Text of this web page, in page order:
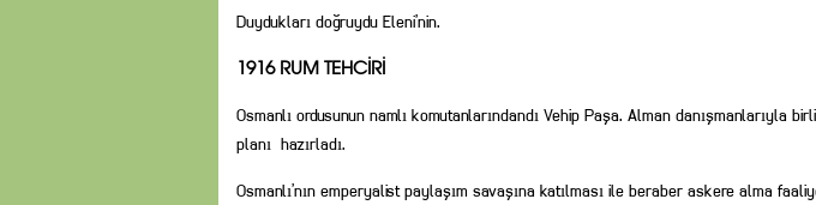
Duydukları doğruydu Eleni’nin.
1916 RUM TEHCİRİ
Osmanlı ordusunun namlı komutanlarındandı Vehip Paşa. Alman danışmanlarıyla
planı hazırladı.
Osmanlı’nın emperyalist paylaşım savaşına katılması ile beraber askere alma